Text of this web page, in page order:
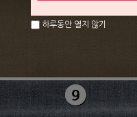
하루동안 열지 않기